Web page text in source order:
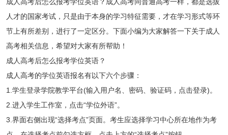
人才的国家考试，只是由于本身的学习特征需要，才在学习形式等环
节上有所差别，进行了一定区分。下面小编为大家解答一下关于成人
高考相关信息，希望对大家有所帮助！
成人高考后怎么报考学位英语？
成人高考的学位英语报名有以下六个步骤：
1.学生登录学院教学平台(输入用户名、密码、验证码，点击登录)。
2.进入学生工作室，点击“学位外语”。
3.界面右侧出现“选择考点”页面。考生应选择学习中心所在地作为考